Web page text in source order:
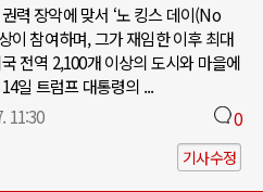
력 장악에 맞서 ‘노 킹스 데이(No
이 참여하며, 그가 재임한 이후 최대
전역 2,100개 이상의 도시와 마을에
일 트럼프 대통령의 ...
11:30 0
기사수정